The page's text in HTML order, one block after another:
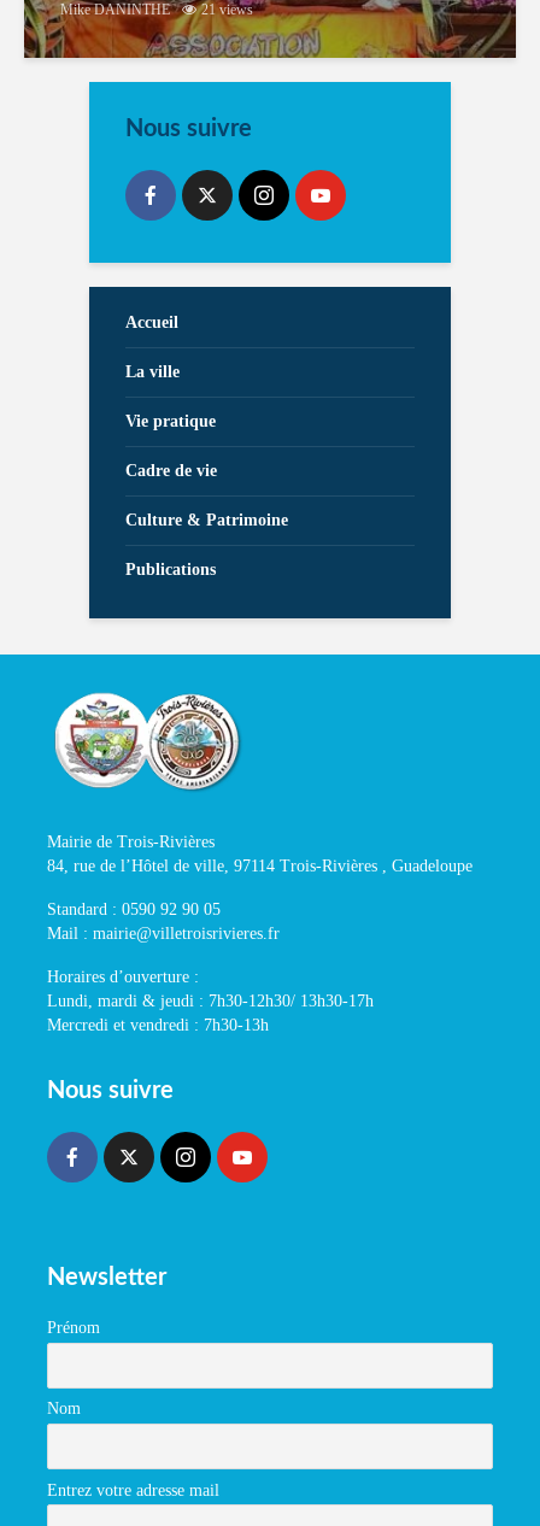
Mike DANINTHE 21 views
Nous suivre
Accueil
La ville
Vie pratique
Cadre de vie
Culture & Patrimoine
Publications
Mairie de Trois-Rivières
84, rue de l’Hôtel de ville, 97114 Trois-Rivières , Guadeloupe
Standard : 0590 92 90 05
Mail : mairie@villetroisrivieres.fr
Horaires d’ouverture :
Lundi, mardi & jeudi : 7h30-12h30/ 13h30-17h
Mercredi et vendredi : 7h30-13h
Nous suivre
Newsletter
Prénom
Nom
Entrez votre adresse mail